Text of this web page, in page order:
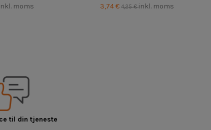
moms
3,74 € 4,25 €inkl. moms
til din tjeneste